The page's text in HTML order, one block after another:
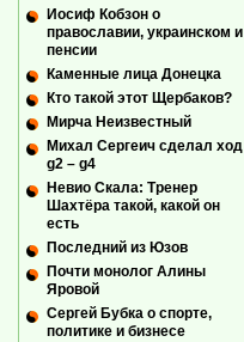
Иосиф Кобзон о
православии, украинском и
пенсии
Каменные лица Донецка
Кто такой этот Щербаков?
Мирча Неизвестный
Михал Сергеич сделал ход
g2 – g4
Невио Скала: Тренер
Шахтёра такой, какой он
есть
Последний из Юзов
Почти монолог Алины
Яровой
Сергей Бубка о спорте,
политике и бизнесе